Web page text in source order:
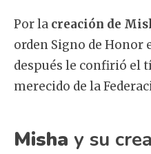
Por la creación de
orden Signo de Honor
después le confirió el
merecido de la
Misha y su